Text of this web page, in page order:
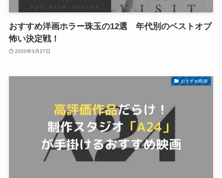
おすすめ洋画ホラー珠玉の12選 年代別のベストオブ
怖い決定戦！
2020年3月27日
おすすめ映画